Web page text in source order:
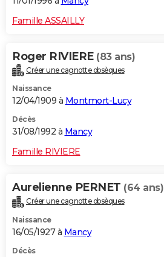
Famille ASSAILLY
Roger RIVIERE (83 ans)
Créer une cagnotte obsèques
Naissance
12/04/1909 à Montmort-Lucy
Décès
31/08/1992 à Mancy
Famille RIVIERE
Aurelienne PERNET (64 ans)
Créer une cagnotte obsèques
Naissance
16/05/1927 à Mancy
Décès